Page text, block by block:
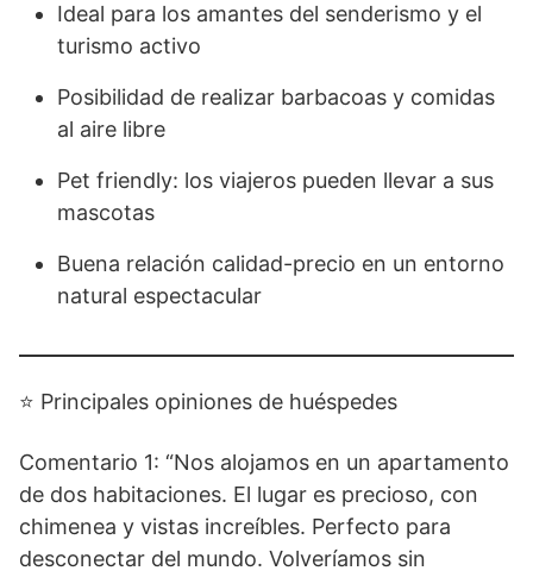
Ideal para los amantes del senderismo y el
turismo activo
Posibilidad de realizar barbacoas y comidas
al aire libre
Pet friendly: los viajeros pueden llevar a sus
mascotas
Buena relación calidad-precio en un entorno
natural espectacular
⭐ Principales opiniones de huéspedes
Comentario 1: “Nos alojamos en un apartamento
de dos habitaciones. El lugar es precioso, con
chimenea y vistas increíbles. Perfecto para
desconectar del mundo. Volveríamos sin